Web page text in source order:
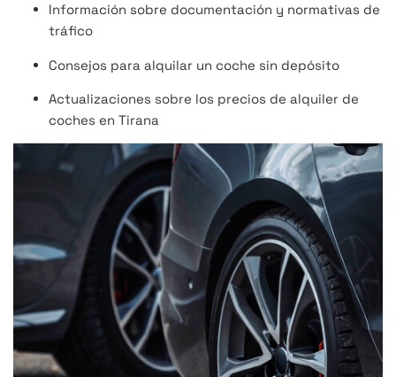
Información sobre documentación y normativas de
tráfico
Consejos para alquilar un coche sin depósito
Actualizaciones sobre los precios de alquiler de
coches en Tirana